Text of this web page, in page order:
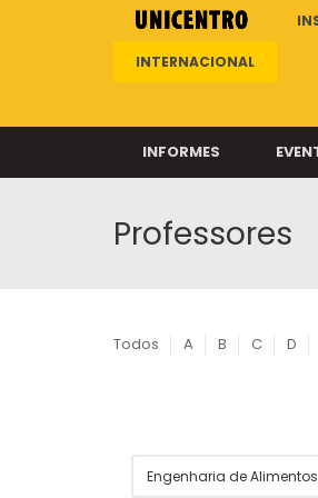
INTERNACIONAL
INFORMES
Professores
Todos A B C D
Engenharia de Alimentos